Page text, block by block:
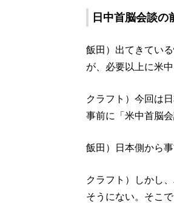
日中首脳会談の
飯田）出てきてい
が、必要以上に米
クラフト）今回は
事前に「米中首脳
飯田）日本側から事
クラフト）しかし
そうにない。そこ